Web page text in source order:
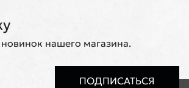
нашего магазина.
ПОДПИСАТЬСЯ